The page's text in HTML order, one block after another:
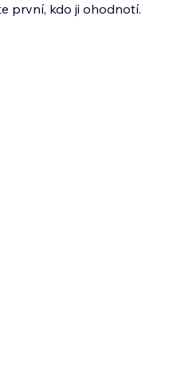
první, kdo ji ohodnotí.